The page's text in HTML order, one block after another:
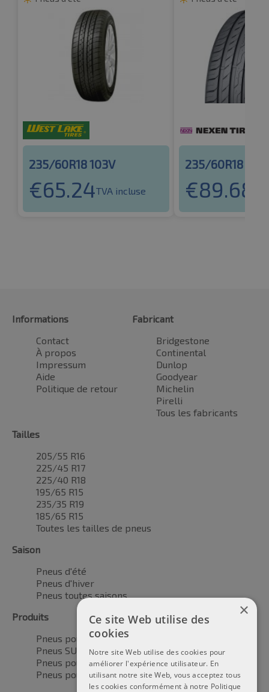
235/60R18 103V
€65.24TVA incluse
235/60R18
€89.68
Informations
Contact
À propos
Impressum
Aide
Politique de retour
Fabricant
Bridgestone
Continental
Dunlop
Goodyear
Michelin
Pirelli
Tous les fabricants
Tailles
205/55 R16
225/45 R17
225/40 R18
195/65 R15
235/35 R19
185/65 R15
Toutes les tailles de pneus
Saison
Pneus d'été
Pneus d'hiver
Pneus toutes saisons
Produits
Pneus pour voitures
Pneus SUV / 4x4
Pneus pour camionnettes
Pneus pour motos
×
Ce site Web utilise des
cookies
Notre site Web utilise des cookies pour
améliorer l'expérience utilisateur. En
utilisant notre site Web, vous acceptez tous
les cookies conformément à notre Politique